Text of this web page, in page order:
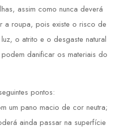
assim como nunca deverá
a roupa, pois existe o risco de
o atrito e o desgaste natural
danificar os materiais do
pontos:
um pano macio de cor neutra;
ainda passar na superfície